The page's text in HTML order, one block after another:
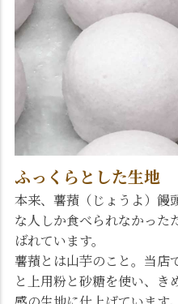
ふっくらとした生地
本来、薯蕷（じょうよ）饅
な人しか食べられなかった
ばれています。
薯蕷とは山芋のこと。当店
と上用粉と砂糖を使い、き